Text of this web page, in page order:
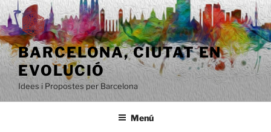
Saltar
al
contenido
BARCELONA, ​​CIUTAT EN
EVOLUCIÓ
Idees i Propostes per Barcelona
Menú